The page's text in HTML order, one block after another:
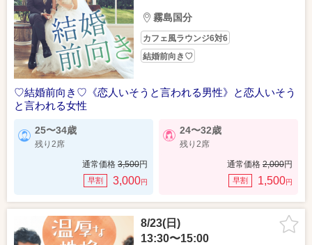
霧島国分
カフェ風ラウンジ6対6
結婚前向き♡
♡結婚前向き♡《恋人いそうと言われる男性》と恋人いそう
と言われる女性
25〜34歳
残り2席
通常価格 3,500円
早割 3,000円
24〜32歳
残り2席
通常価格 2,000円
早割 1,500円
8/23(日)
13:30〜15:00